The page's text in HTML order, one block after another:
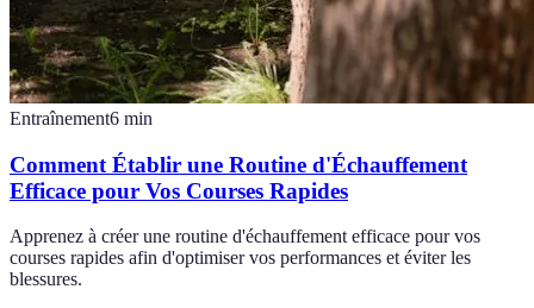
Entraînement6 min
Comment Établir une Routine d'Échauffement
Efficace pour Vos Courses Rapides
Apprenez à créer une routine d'échauffement efficace pour vos
courses rapides afin d'optimiser vos performances et éviter les
blessures.